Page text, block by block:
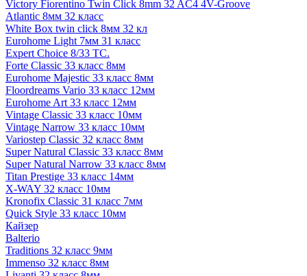
Victory Fiorentino Twin Click 8mm 32 AC4 4V-Groove
Atlantic 8мм 32 класс
White Box twin click 8мм 32 кл
Eurohome Light 7мм 31 класс
Expert Choice 8/33 TC.
Forte Classic 33 класс 8мм
Eurohome Majestic 33 класс 8мм
Floordreams Vario 33 класс 12мм
Eurohome Art 33 класс 12мм
Vintage Classic 33 класс 10мм
Vintage Narrow 33 класс 10мм
Variostep Classic 32 класс 8мм
Super Natural Classic 33 класс 8мм
Super Natural Narrow 33 класс 8мм
Titan Prestige 33 класс 14мм
X-WAY 32 класс 10мм
Kronofix Classic 31 класс 7мм
Quick Style 33 класс 10мм
Кайзер
Balterio
Traditions 32 класс 9мм
Immenso 32 класс 8мм